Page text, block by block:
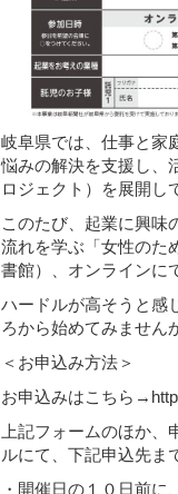
岐阜県では、仕事と家
悩みの解決を支援し、
ロジェクト）を展開し
このたび、起業に興味
流れを学ぶ「女性のた
書館）、オンラインに
ハードルが高そうと感
ろから始めてみません
＜お申込み方法＞
お申込みはこちら→
上記フォームのほか
ルにて、下記申込先ま
・開催日の１０日前